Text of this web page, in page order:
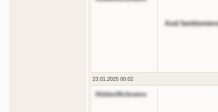
Aod
23.01.2025 00:02
HiddenNickname